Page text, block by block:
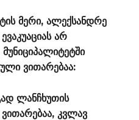
მერი, ალექსანდრე
არ
ვითარებაა:
ლანჩხუთის
კვლავ